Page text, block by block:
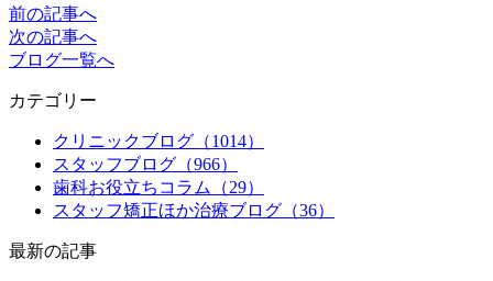
前の記事へ
次の記事へ
ブログ一覧へ
カテゴリー
クリニックブログ（1014）
スタッフブログ（966）
歯科お役立ちコラム（29）
スタッフ矯正ほか治療ブログ（36）
最新の記事